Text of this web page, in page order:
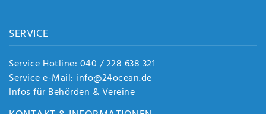
SERVICE
Service Hotline: 040 / 228 638 321
Service e-Mail: info@24ocean.de
Infos für Behörden & Vereine